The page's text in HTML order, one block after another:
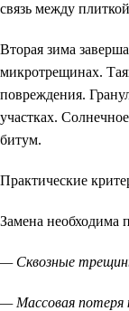
связь между
Вторая зима
микротрещинах.
повреждения.
участках.
битум.
Практические
Замена необходима
— Сквозные
— Массовая потеря